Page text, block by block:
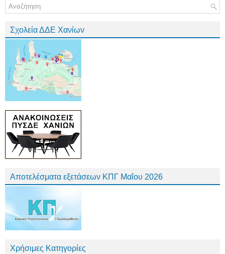
Σχολεία ΔΔΕ Χανίων
Αποτελέσματα εξετάσεων ΚΠΓ Μαΐου 2026
Χρήσιμες Κατηγορίες